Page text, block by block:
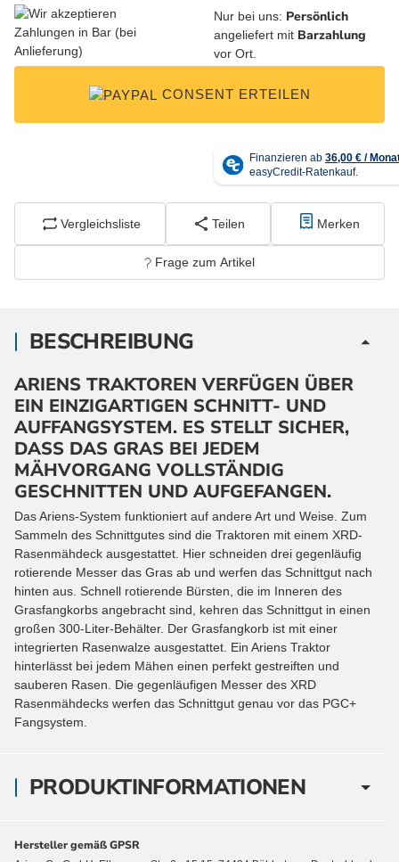
Nur bei uns: Persönlich
angeliefert mit Barzahlung
vor Ort.
CONSENT ERTEILEN
Vergleichsliste Teilen Merken
Frage zum Artikel
PRODUKTINFORMATIONEN
BESCHREIBUNG
ARIENS TRAKTOREN VERFÜGEN ÜBER
EIN EINZIGARTIGEN SCHNITT- UND
AUFFANGSYSTEM. ES STELLT SICHER,
DASS DAS GRAS BEI JEDEM
MÄHVORGANG VOLLSTÄNDIG
GESCHNITTEN UND AUFGEFANGEN.
Das Ariens-System funktioniert auf andere Art und Weise. Zum
Sammeln des Schnittgutes sind die Traktoren mit einem XRD-
Rasenmähdeck ausgestattet. Hier schneiden drei gegenläufig
rotierende Messer das Gras ab und werfen das Schnittgut nach
hinten aus. Schnell rotierende Bürsten, die im Inneren des
Grasfangkorbs angebracht sind, kehren das Schnittgut in einen
großen 300-Liter-Behälter. Der Grasfangkorb ist mit einer
integrierten Rasenwalze ausgestattet. Ein Ariens Traktor
hinterlässt bei jedem Mähen einen perfekt gestreiften und
sauberen Rasen.
Die gegenläufigen Messer des XRD
Rasenmähdecks werfen das Schnittgut genau vor das PGC+
Fangsystem.
Hersteller gemäß GPSR